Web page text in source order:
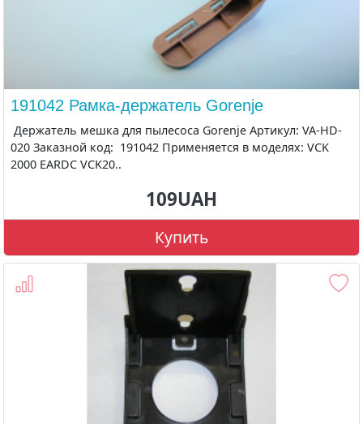
191042 Рамка-держатель Gorenje
Держатель мешка для пылесоса Gorenje Артикул: VA-HD-
020 Заказной код: 191042 Применяется в моделях: VCK
2000 EARDC VCK20..
109UAH
Купить